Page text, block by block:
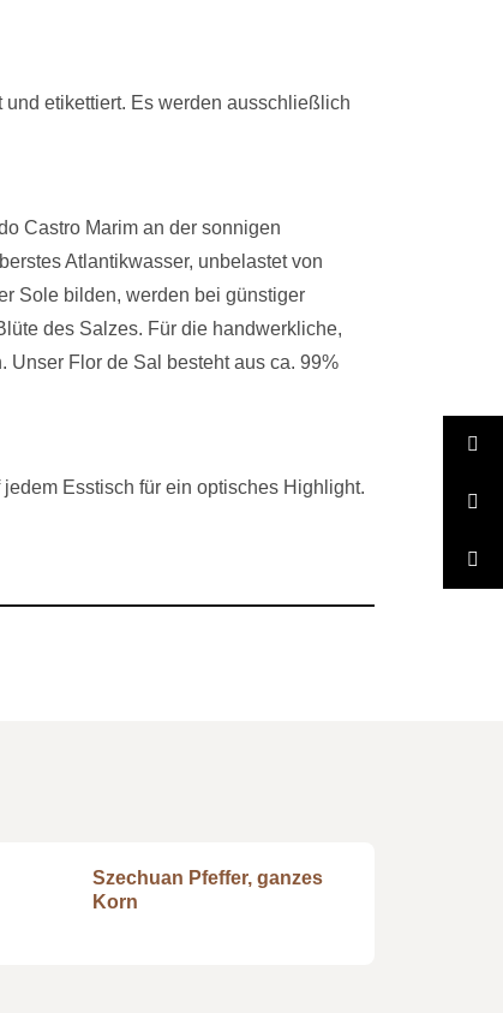
etikettiert. Es werden ausschließlich
Castro Marim an der sonnigen
Atlantikwasser, unbelastet von
Sole bilden, werden bei günstiger
des Salzes. Für die handwerkliche,
Flor de Sal besteht aus ca. 99%
Esstisch für ein optisches Highlight.
Szechuan Pfeffer, ganzes
Korn